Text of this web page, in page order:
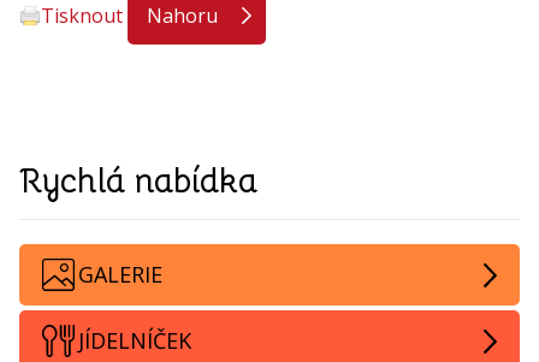
Tisknout Nahoru
Rychlá nabídka
GALERIE
JÍDELNÍČEK